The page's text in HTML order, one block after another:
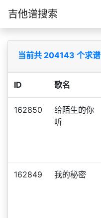
吉他谱搜索
当前共 204143 个求谱
ID 歌名
162850
给陌生的你
听
162849 我的秘密